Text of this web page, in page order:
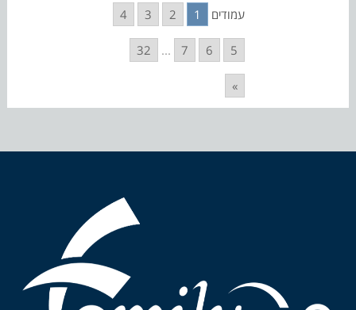
עמודים 1
2
3
4
5
6
7
...
32
»